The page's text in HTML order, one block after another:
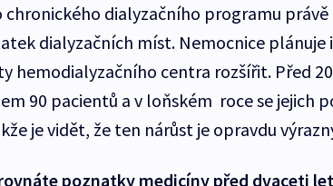
chronického dialyzačního programu
dialyzačních míst. Nemocnice plánuje
hemodialyzačního centra rozšířit. Před
90 pacientů a v loňském roce se jejich
je vidět, že ten nárůst je opravdu
poznatky medicíny před dvaceti